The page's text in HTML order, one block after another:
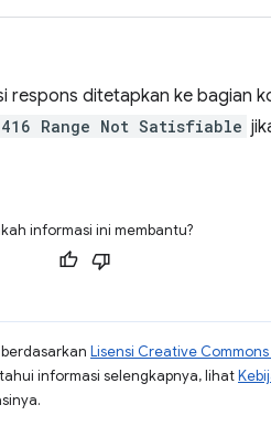
respons ditetapkan ke bagian
416 Range Not Satisfiable
informasi ini membantu?
Lisensi Creative
informasi selengkapnya, lihat